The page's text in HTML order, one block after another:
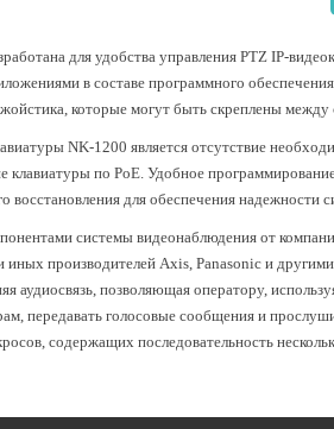
для удобства управления PTZ IP-
в составе программного
которые могут быть скреплены между
NK-1200 является отсутствие
клавиатуры по PoE. Удобное
восстановления для обеспечения
системы видеонаблюдения от
производителей Axis, Panasonic и
аудиосвязь, позволяющая оператору,
передавать голосовые сообщения и
содержащих последовательность